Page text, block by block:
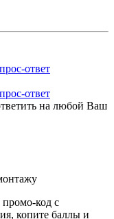
ответ
ответ
на любой Ваш
код с
копите баллы и